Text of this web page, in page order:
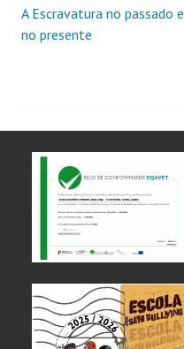
A Escravatura no passado e
no presente